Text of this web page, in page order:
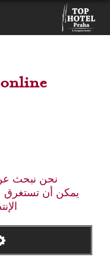
online
نحن نبحث
يمكن أن تستغرق